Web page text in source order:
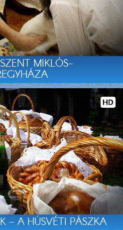
MIKLÓS-
– A HÚSVÉTI PÁSZKA